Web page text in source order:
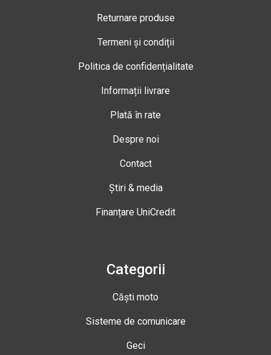
Returnare produse
Termeni și condiții
Politica de confidențialitate
Informații livrare
Plată în rate
Despre noi
Contact
Știri & media
Finanțare UniCredit
Categorii
Căști moto
Sisteme de comunicare
Geci